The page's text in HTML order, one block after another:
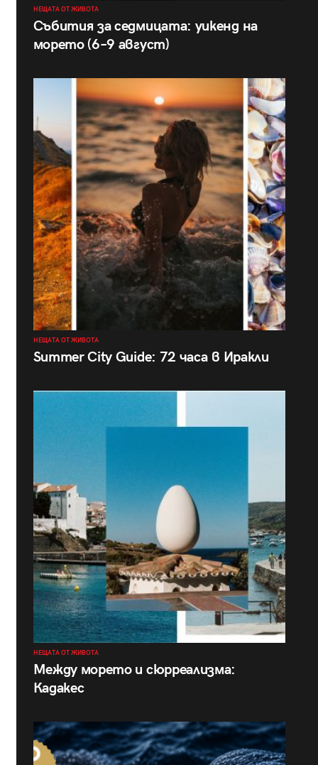
НЕЩАТА ОТ ЖИВОТА
Събития за седмицата: уикенд на
морето (6–9 август)
НЕЩАТА ОТ ЖИВОТА
Summer City Guide: 72 часа в Иракли
НЕЩАТА ОТ ЖИВОТА
Между морето и сюрреализма:
Кадакес